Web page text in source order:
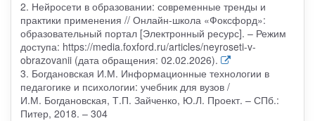
2. Нейросети в образовании: современные тренды и
практики применения // Онлайн-школа «Фоксфорд»:
образовательный портал [Электронный ресурс]. – Режим
доступа: https://media.foxford.ru/articles/neyroseti-v-
obrazovanii (дата обращения: 02.02.2026).
3. Богдановская И.М. Информационные технологии в
педагогике и психологии: учебник для вузов /
И.М. Богдановская, Т.П. Зайченко, Ю.Л. Проект. – СПб.:
Питер, 2018. – 304